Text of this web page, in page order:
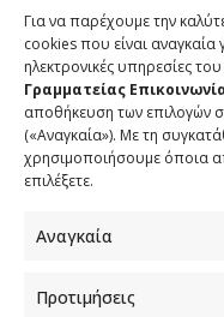
Για να παρέχουμε την
cookies που είναι αναγκαία
ηλεκτρονικές υπηρεσίες
Γραμματείας
αποθήκευση των επιλογών
(«Αναγκαία»). Με τη
χρησιμοποιήσουμε όποια
επιλέξετε.
Αναγκαία
Προτιμήσεις
Φραγκούδη 11 &